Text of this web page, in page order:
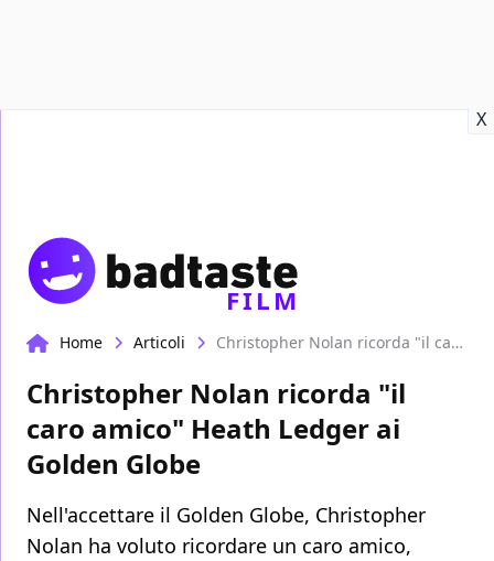
X
FILM
Home Articoli Christopher Nolan ricorda "il caro amico" Heath Ledger ai Golden Globe
Christopher Nolan ricorda "il
caro amico" Heath Ledger ai
Golden Globe
Nell'accettare il Golden Globe, Christopher
Nolan ha voluto ricordare un caro amico,